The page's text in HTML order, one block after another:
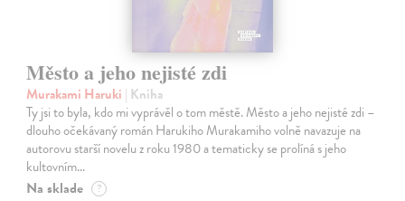
Město a jeho nejisté zdi
Murakami Haruki | Kniha
Ty jsi to byla, kdo mi vyprávěl o tom městě. Město a jeho nejisté zdi –
dlouho očekávaný román Harukiho Murakamiho volně navazuje na
autorovu starší novelu z roku 1980 a tematicky se prolíná s jeho
kultovním…
Na sklade ?